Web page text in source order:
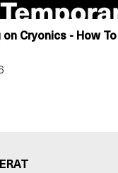
Cryonics - How